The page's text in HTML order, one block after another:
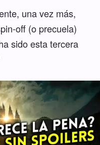
una vez más,
off (o precuela)
sido esta tercera